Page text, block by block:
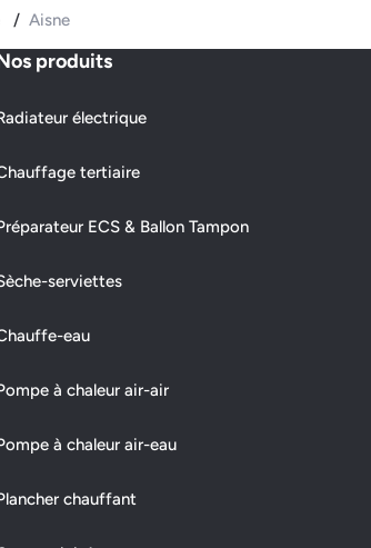
Aisne
produits
électrique
tertiaire
ECS & Ballon Tampon
serviettes
eau
à chaleur air-air
à chaleur air-eau
chauffant